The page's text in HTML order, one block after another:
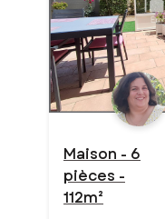
Maison - 6
pièces -
112m²